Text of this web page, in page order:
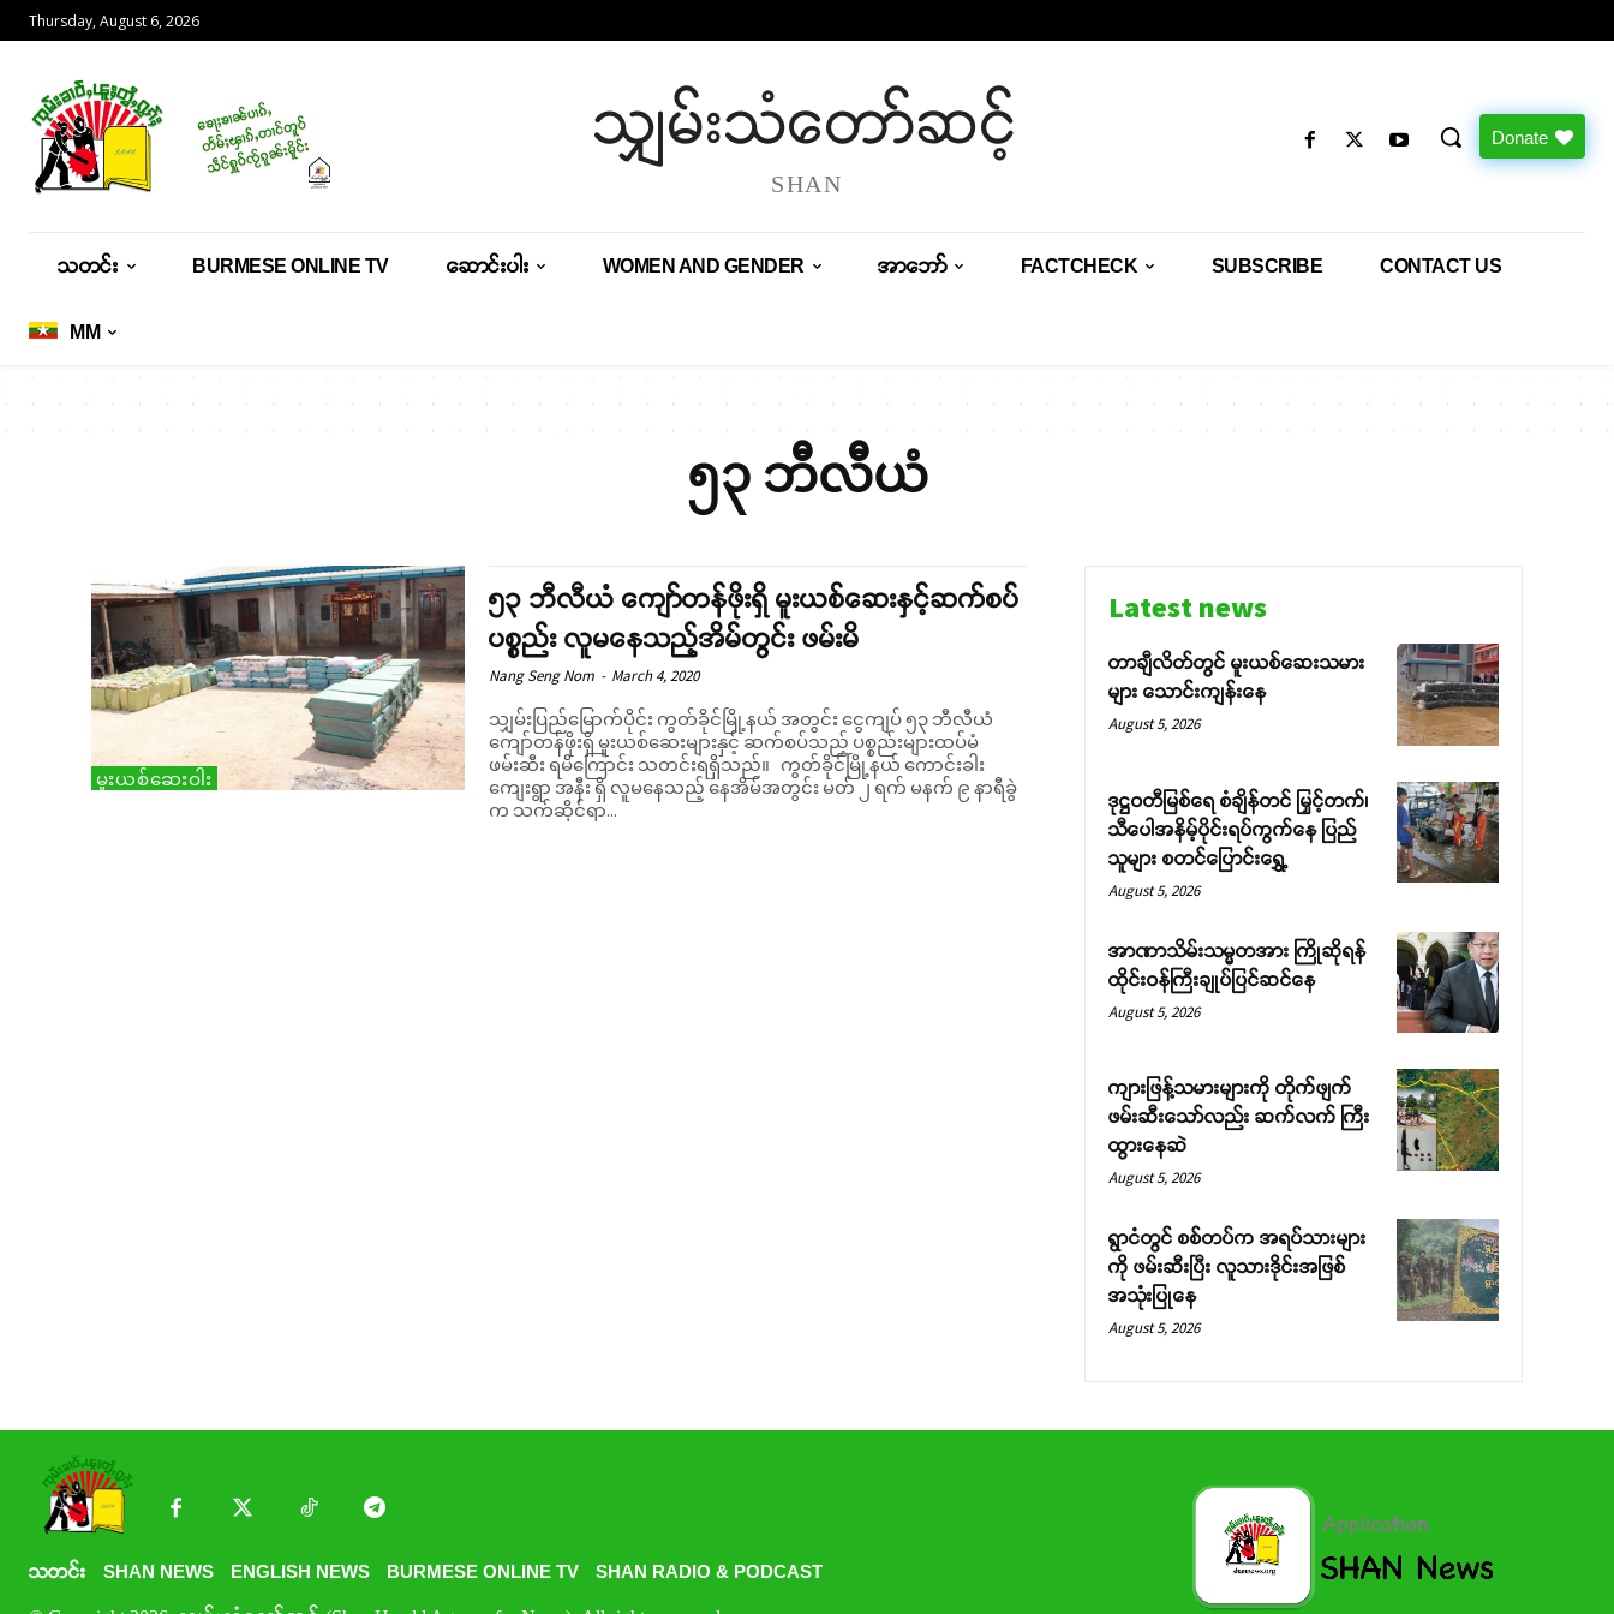
Support SHAN
Thursday, August 6, 2026
သျှမ်းသံတော်ဆင့်
SHAN
Donate
သတင်း BURMESE ONLINE TV ဆောင်းပါး WOMEN AND GENDER အာဘော် FACTCHECK SUBSCRIBE CONTACT US
MM
၅၃ ဘီလီယံ
မူးယစ်ဆေးဝါး
၅၃ ဘီလီယံ ကျော်တန်ဖိုးရှိ မူးယစ်ဆေးနှင့်ဆက်စပ်
ပစ္စည်း လူမနေသည့်အိမ်တွင်း ဖမ်းမိ
Nang Seng Nom - March 4, 2020
သျှမ်းပြည်မြောက်ပိုင်း ကွတ်ခိုင်မြို့နယ် အတွင်း ငွေကျပ် ၅၃ ဘီလီယံ
ကျော်တန်ဖိုးရှိ မူးယစ်ဆေးများနှင့် ဆက်စပ်သည့် ပစ္စည်းများထပ်မံ
ဖမ်းဆီး ရမိကြောင်း သတင်းရရှိသည်။ ကွတ်ခိုင်မြို့နယ် ကောင်းခါး
ကျေးရွာ အနီး ရှိ လူမနေသည့် နေအိမ်အတွင်း မတ် ၂ ရက် မနက် ၉ နာရီခွဲ
က သက်ဆိုင်ရာ...
Latest news
တာချီလိတ်တွင် မူးယစ်ဆေးသမား
များ သောင်းကျန်းနေ
August 5, 2026
ဒုဋ္ဌဝတီမြစ်ရေ စံချိန်တင် မြှင့်တက်၊
သီပေါအနိမ့်ပိုင်းရပ်ကွက်နေ ပြည်
သူများ စတင်ပြောင်းရွှေ့
August 5, 2026
အာဏာသိမ်းသမ္မတအား ကြိုဆိုရန်
ထိုင်းဝန်ကြီးချုပ်ပြင်ဆင်နေ
August 5, 2026
ကျားဖြန့်သမားများကို တိုက်ဖျက်
ဖမ်းဆီးသော်လည်း ဆက်လက် ကြီး
ထွားနေဆဲ
August 5, 2026
ရွာငံတွင် စစ်တပ်က အရပ်သားများ
ကို ဖမ်းဆီးပြီး လူသားဒိုင်းအဖြစ်
အသုံးပြုနေ
August 5, 2026
သတင်း SHAN NEWS ENGLISH NEWS BURMESE ONLINE TV SHAN RADIO & PODCAST